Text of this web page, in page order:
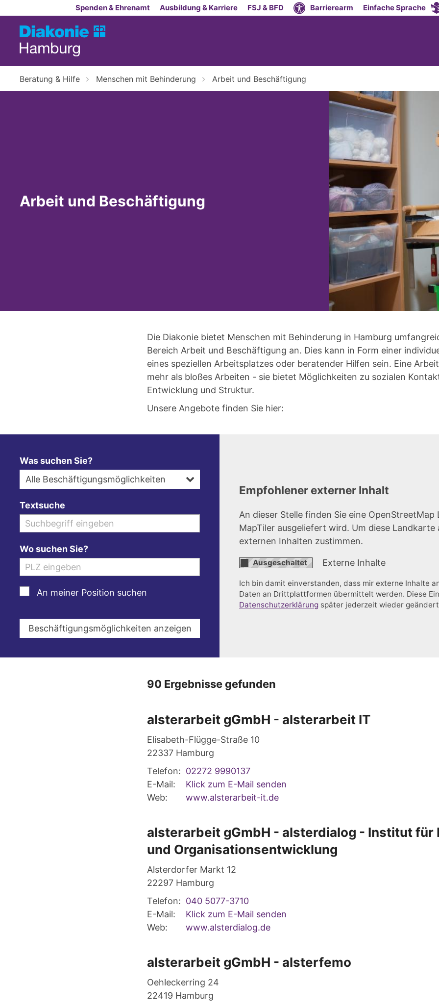
Zum Inhalt springenSpenden & Ehrenamt Ausbildung & Karriere FSJ & BFD Barrierearm Einfache Sprache
Beratung & Hilfe Menschen mit Behinderung Arbeit und Beschäftigung
Arbeit und Beschäftigung
Die Diakonie bietet Menschen mit Behinderung in Hamburg
Bereich Arbeit und Beschäftigung an. Dies kann in Form einer
eines speziellen Arbeitsplatzes oder beratender Hilfen sein. Eine
mehr als bloßes Arbeiten - sie bietet Möglichkeiten zu sozialen
Entwicklung und Struktur.
Unsere Angebote finden Sie hier:
Was suchen Sie?
Alle Beschäftigungsmöglichkeiten
Textsuche
Wo suchen Sie?
An meiner Position suchen
Empfohlener externer Inhalt
An dieser Stelle finden Sie eine
MapTiler ausgeliefert wird. Um diese
externen Inhalten zustimmen.
Externe Inhalte
Ich bin damit einverstanden, dass mir externe Inhalte
Daten an Drittplattformen übermittelt werden. Diese
Datenschutzerklärung später jederzeit wieder
90 Ergebnisse gefunden
alsterarbeit gGmbH - alsterarbeit IT
Elisabeth-Flügge-Straße 10
22337 Hamburg
Telefon: 02272 9990137
E-Mail:
Klick zum E-Mail senden
Web:
www.alsterarbeit-it.de
alsterarbeit gGmbH - alsterdialog - Institut für
und Organisationsentwicklung
Alsterdorfer Markt 12
22297 Hamburg
Telefon: 040 5077-3710
E-Mail:
Klick zum E-Mail senden
Web:
www.alsterdialog.de
alsterarbeit gGmbH - alsterfemo
Oehleckerring 24
22419 Hamburg